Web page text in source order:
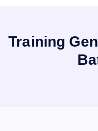
Training